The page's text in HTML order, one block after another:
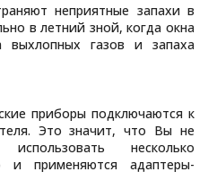
неприятные запахи в
в летний зной, когда окна
выхлопных газов и запаха
приборы подключаются к
Это значит, что Вы не
несколько
применяются адаптеры-